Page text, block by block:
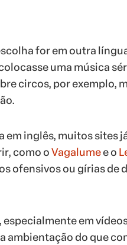
for em outra
uma música
circos, por exemplo,
em inglês, muitos sites
como oVagalumee o
ofensivos ou gírias de
em
ambientação do que